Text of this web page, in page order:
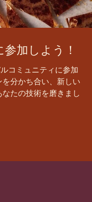
加しよう！
コミュニティに参加
分かち合い、新しい
たの技術を磨きまし